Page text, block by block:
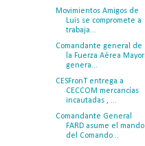
Movimientos Amigos de
Luis se compromete a
trabaja...
Comandante general de
la Fuerza Aérea Mayor
genera...
CESFronT entrega a
CECCOM mercancías
incautadas , ...
Comandante General
FARD asume el mando
del Comando...